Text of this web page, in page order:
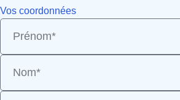
Vos coordonnées